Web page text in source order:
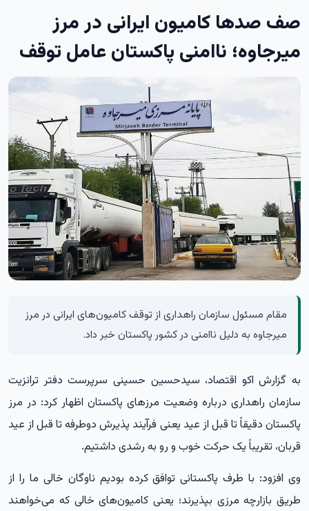
صف صدها کامیون ایرانی در مرز
میرجاوه؛ ناامنی پاکستان عامل توقف
مقام مسئول سازمان راهداری از توقف کامیون‌های ایرانی در مرز
میرجاوه به دلیل ناامنی در کشور پاکستان خبر داد.
به گزارش اکو اقتصاد، سیدحسین حسینی سرپرست دفتر ترانزیت
سازمان راهداری درباره وضعیت مرزهای پاکستان اظهار کرد: در مرز
پاکستان دقیقاً تا قبل از عید یعنی فرآیند پذیرش دوطرفه تا قبل از عید
قربان، تقریباً یک حرکت خوب و رو به رشدی داشتیم.
وی افزود: با طرف پاکستانی توافق کرده بودیم ناوگان خالی ما را از
طریق بازارچه مرزی بپذیرند؛ یعنی کامیون‌های خالی که می‌خواهند